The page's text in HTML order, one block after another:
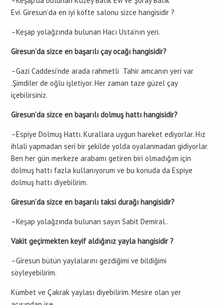
Evi. Giresun’da en iyi köfte salonu sizce hangisidir ?
–Keşap yolağzında bulunan Hacı Usta’nın yeri.
Giresun’da sizce en başarılı çay ocağı hangisidir?
–Gazi Caddesi’nde arada rahmetli Tahir amcanın yeri var
.Şimdiler de oğlu işletiyor. Her zaman taze güzel çay
içebilirsiniz.
Giresun’da sizce en başarılı dolmuş hattı hangisidir?
–Espiye Dolmuş Hattı. Kurallara uygun hareket ediyorlar. Hız
ihlali yapmadan seri bir şekilde yolda oyalanmadan gidiyorlar.
Ben her gün merkeze arabamı getiren biri olmadığım için
dolmuş hattı fazla kullanıyorum ve bu konuda da Espiye
dolmuş hattı diyebilirim.
Giresun’da sizce en başarılı taksi durağı hangisidir?
–Keşap yolağzında bulunan sayın Sabit Demiral..
Vakit geçirmekten keyif aldığınız yayla hangisidir ?
–Giresun bütün yaylalarını gezdiğimi ve bildiğimi
söyleyebilirim.
Kümbet ve Çakrak yaylası diyebilirim. Mesire olan yer